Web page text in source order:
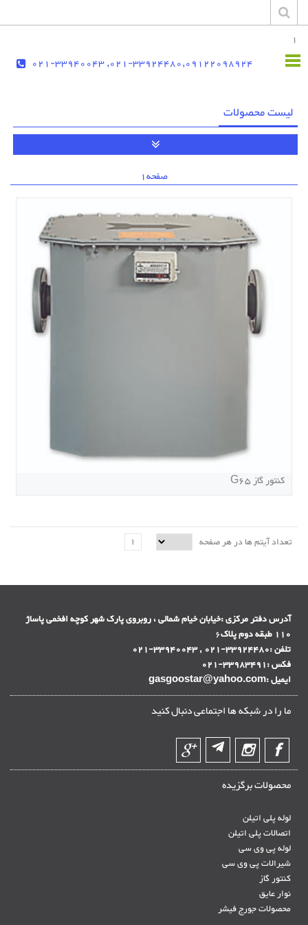
1
021-33924480,09122098924, 021-33940043
لیست محصولات
صفحه1
کنتور گاز G65
تعداد آیتم ها در هر صفحه 1
آدرس دفتر مرکزی :خیابان خیام شمالی ، روبروی پارک شهر کوچه افخمی پاساژ
110 طبقه دوم پلاک
6
تلفن :33924480-021 , 33940043-021
فکس :33983491-021
ایمیل :gasgoostar@yahoo.com
ما را در شبکه ها اجتماعی دنبال کنید
محصولات برگزیده
لوله پلی اتیلن
اتصالات پلی اتیلن
لوله پی وی سی
شیرالات پی وی سی
کنتور گاز
نوار عایق
محصولات جورج فیشر